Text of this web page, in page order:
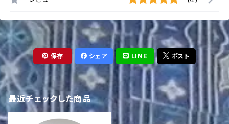
保存 シェア LINE ポスト
最近チェックした商品